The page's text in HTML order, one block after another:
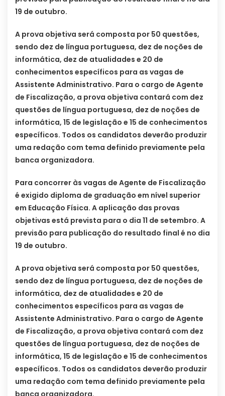
19 de outubro.
A prova objetiva será composta por 50 questões,
sendo dez de língua portuguesa, dez de noções de
informática, dez de atualidades e 20 de
conhecimentos específicos para as vagas de
Assistente Administrativo. Para o cargo de Agente
de Fiscalização, a prova objetiva contará com dez
questões de língua portuguesa, dez de noções de
informática, 15 de legislação e 15 de conhecimentos
específicos. Todos os candidatos deverão produzir
uma redação com tema definido previamente pela
banca organizadora.
Para concorrer às vagas de Agente de Fiscalização
é exigido diploma de graduação em nível superior
em Educação Física. A aplicação das provas
objetivas está prevista para o dia 11 de setembro. A
previsão para publicação do resultado final é no dia
19 de outubro.
A prova objetiva será composta por 50 questões,
sendo dez de língua portuguesa, dez de noções de
informática, dez de atualidades e 20 de
conhecimentos específicos para as vagas de
Assistente Administrativo. Para o cargo de Agente
de Fiscalização, a prova objetiva contará com dez
questões de língua portuguesa, dez de noções de
informática, 15 de legislação e 15 de conhecimentos
específicos. Todos os candidatos deverão produzir
uma redação com tema definido previamente pela